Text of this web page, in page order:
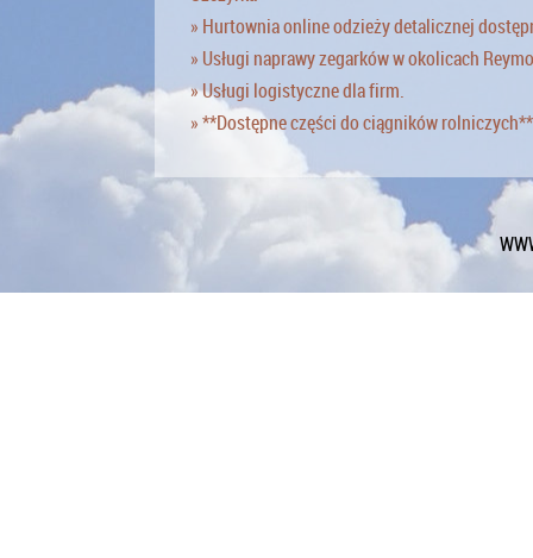
» Hurtownia online odzieży detalicznej
» Usługi naprawy zegarków w okolicach
» Usługi logistyczne dla firm.
» **Dostępne części do ciągników rolniczych**